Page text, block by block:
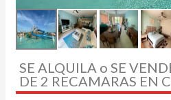
SE ALQUILA o SE
DE 2 RECAMARAS EN